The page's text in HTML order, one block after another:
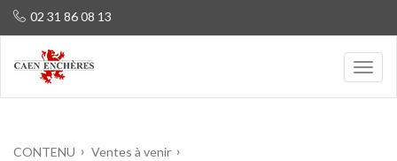
02 31 86 08 13
CONTENU
Ventes à venir